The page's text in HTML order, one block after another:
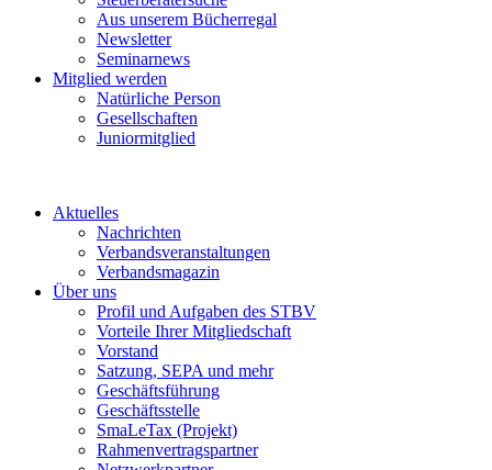
Aus unserem Bücherregal
Newsletter
Seminarnews
Mitglied werden
Natürliche Person
Gesellschaften
Juniormitglied
Aktuelles
Nachrichten
Verbandsveranstaltungen
Verbandsmagazin
Über uns
Profil und Aufgaben des STBV
Vorteile Ihrer Mitgliedschaft
Vorstand
Satzung, SEPA und mehr
Geschäftsführung
Geschäftsstelle
SmaLeTax (Projekt)
Rahmenvertragspartner